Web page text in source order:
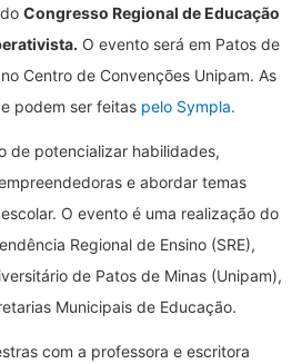
Congresso Regional de Educação
O evento será em Patos de
Centro de Convenções Unipam. As
e podem ser feitas pelo Sympla.
de potencializar habilidades,
e abordar temas
O evento é uma realização do
Regional de Ensino (SRE),
de Patos de Minas (Unipam),
Municipais de Educação.
com a professora e escritora